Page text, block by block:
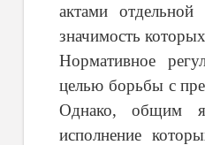
актами
значимость
Нормативное
целью борьбы с
Однако, общим
исполнение